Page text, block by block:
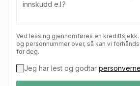
Ved leasing gjennomføres en
og personnummer over, så kan vi
for deg.
Jeg har lest og godtar